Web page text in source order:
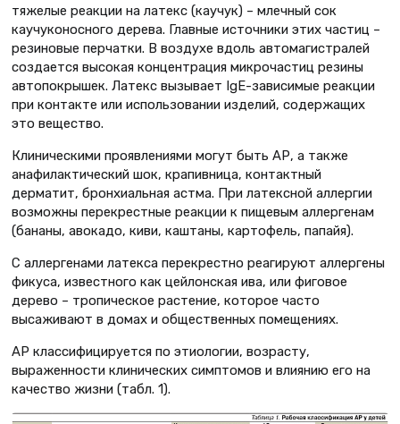
тяжелые реакции на латекс (каучук) – млечный сок
каучуконосного дерева. Главные источники этих частиц –
резиновые перчатки. В воздухе вдоль автомагистралей
создается высокая концентрация микрочастиц резины
автопокрышек. Латекс вызывает IgE-зависимые реакции
при контакте или использовании изделий, содержащих
это вещество.
Клиническими проявлениями могут быть АР, а также
анафилактический шок, крапивница, контактный
дерматит, бронхиальная астма. При латексной аллергии
возможны перекрестные реакции к пищевым аллергенам
(бананы, авокадо, киви, каштаны, картофель, папайя).
С аллергенами латекса перекрестно реагируют аллергены
фикуса, известного как цейлонская ива, или фиговое
дерево – тропическое растение, которое часто
высаживают в домах и общественных помещениях.
АР классифицируется по этиологии, возрасту,
выраженности клинических симптомов и влиянию его на
качество жизни (табл. 1).